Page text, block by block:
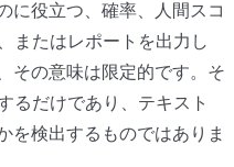
に役立つ、確率、人間スコ
またはレポートを出力し
その意味は限定的です。そ
るだけであり、テキスト
を検出するものではありま